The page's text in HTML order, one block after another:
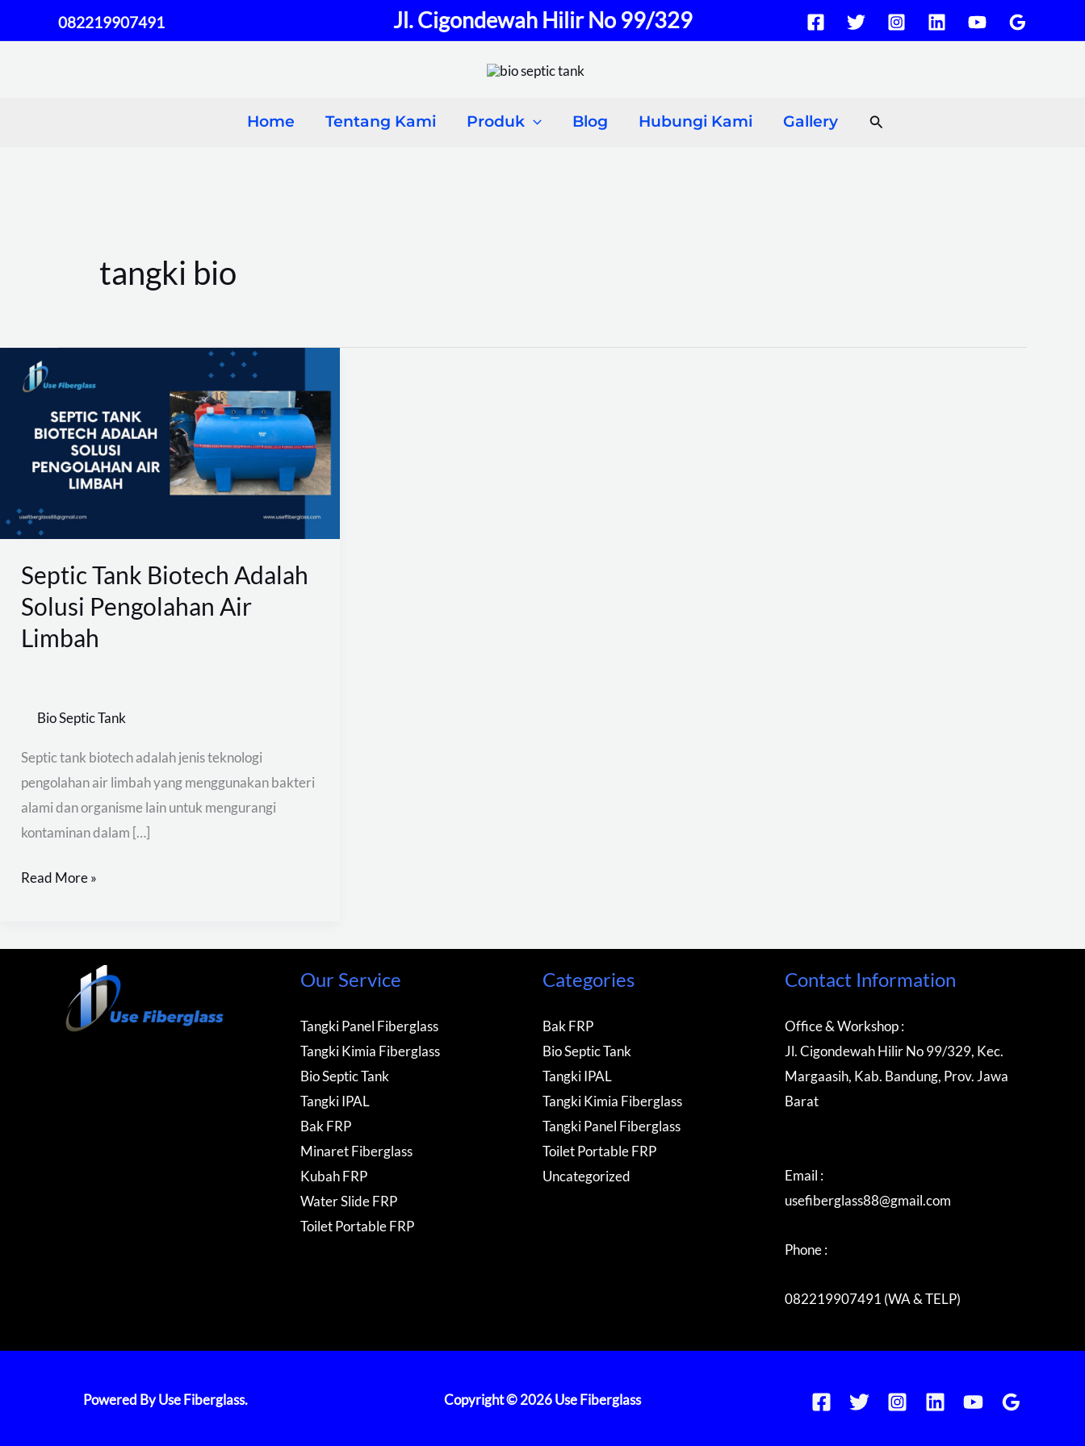
to
082219907491 Jl. Cigondewah Hilir No 99/329
Home Tentang Kami Produk Blog Hubungi Kami Gallery Search
tangki bio
Septic Tank Biotech Adalah
Solusi Pengolahan Air
Limbah
Bio Septic Tank
Septic tank biotech adalah jenis teknologi
pengolahan air limbah yang menggunakan bakteri
alami dan organisme lain untuk mengurangi
kontaminan dalam […]
Septic
Tank
Biotech
Adalah
Solusi
Pengolahan
Air
Limbah
Read More »
Our Service
Tangki Panel Fiberglass
Tangki Kimia Fiberglass
Bio Septic Tank
Tangki IPAL
Bak FRP
Minaret Fiberglass
Kubah FRP
Water Slide FRP
Toilet Portable FRP
Categories
Bak FRP
Bio Septic Tank
Tangki IPAL
Tangki Kimia Fiberglass
Tangki Panel Fiberglass
Toilet Portable FRP
Uncategorized
Contact Information
Office & Workshop :
Jl. Cigondewah Hilir No 99/329, Kec.
Margaasih, Kab. Bandung, Prov. Jawa
Barat
Email :
usefiberglass88@gmail.com
Phone :
082219907491 (WA & TELP)
Powered By Use Fiberglass. Copyright © 2026 Use Fiberglass